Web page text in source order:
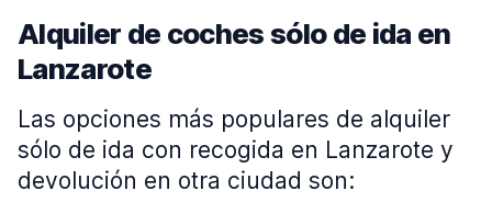
Alquiler de coches sólo de ida en
Lanzarote
Las opciones más populares de alquiler
sólo de ida con recogida en Lanzarote y
devolución en otra ciudad son: